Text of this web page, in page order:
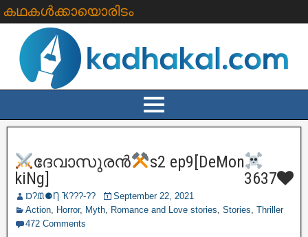
കഥകൾക്കായൊരിടം
ദേവാസുരൻ
s2 ep9[DeMon
kiNg]
3637
Ɒ?ᙢ⚈Ƞ Ҡ???‐??
September 22, 2021
Action Horror, Myth Romance and Love stories Stories Thriller
472 Comments